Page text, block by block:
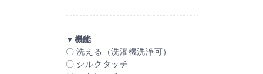
----------------------------------------
▼機能
〇 洗える（洗濯機洗浄可）
〇 シルクタッチ